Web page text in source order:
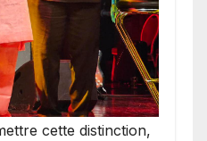
cette distinction,